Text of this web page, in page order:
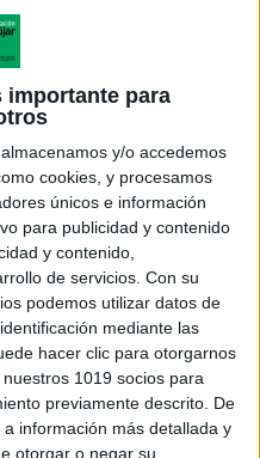
importante para
almacenamos y/o accedemos
cookies, y procesamos
únicos e información
para publicidad y contenido
y contenido,
de servicios. Con su
podemos utilizar datos de
mediante las
hacer clic para otorgarnos
1019 socios para
previamente descrito. De
información más detallada y
otorgar o negar su